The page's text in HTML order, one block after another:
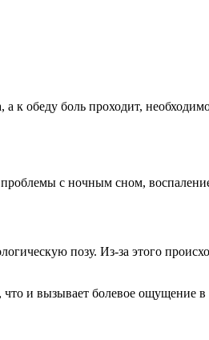
обеду боль проходит,
с ночным сном,
позу. Из-за этого
и вызывает болевое ощущение в